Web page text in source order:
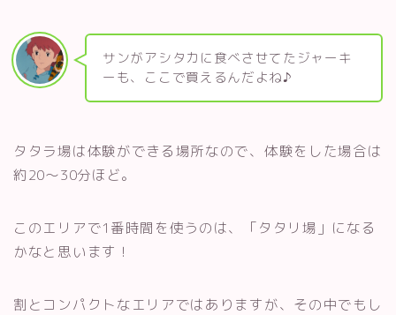
サンがアシタカに食べさせてたジャーキ
ーも、ここで買えるんだよね♪
タタラ場は体験ができる場所なので、体験をした場合は
約20〜30分ほど。
このエリアで1番時間を使うのは、「タタリ場」になる
かなと思います！
割とコンパクトなエリアではありますが、その中でもし